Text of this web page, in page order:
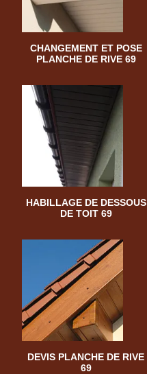
CHANGEMENT ET POSE
PLANCHE DE RIVE 69
HABILLAGE DE DESSOUS
DE TOIT 69
DEVIS PLANCHE DE RIVE
69